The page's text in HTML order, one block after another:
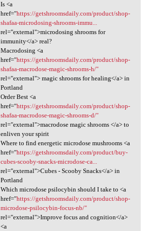
Is <a
href="https://getshroomsdaily.com/product/shop-
shafaa-microdosing-shrooms-immu...
rel="external">microdosing shrooms for
immunity</a> real?
Macrodosing <a
href="https://getshroomsdaily.com/product/shop-
shafaa-macrodose-magic-shrooms-h/"
rel="external"> magic shrooms for healing</a> in
Portland
Order Best <a
href="https://getshroomsdaily.com/product/shop-
shafaa-macrodose-magic-shrooms-d/"
rel="external">macrodose magic shrooms </a> to
enliven your spirit
Where to find energetic microdose mushrooms <a
href="https://getshroomsdaily.com/product/buy-
cubes-scooby-snacks-microdose-ca...
rel="external">Cubes - Scooby Snacks</a> in
Portland
Which microdose psilocybin should I take to <a
href="https://getshroomsdaily.com/product/shop-
microdose-psilocybin-focus-nb/"
rel="external">Improve focus and cognition</a>
<a